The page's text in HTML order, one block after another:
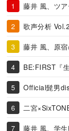
藤井 風、ツ
歌声分析
藤井 風、原
BE:FIRST『
Official髭男
二宮
藤井 風、学